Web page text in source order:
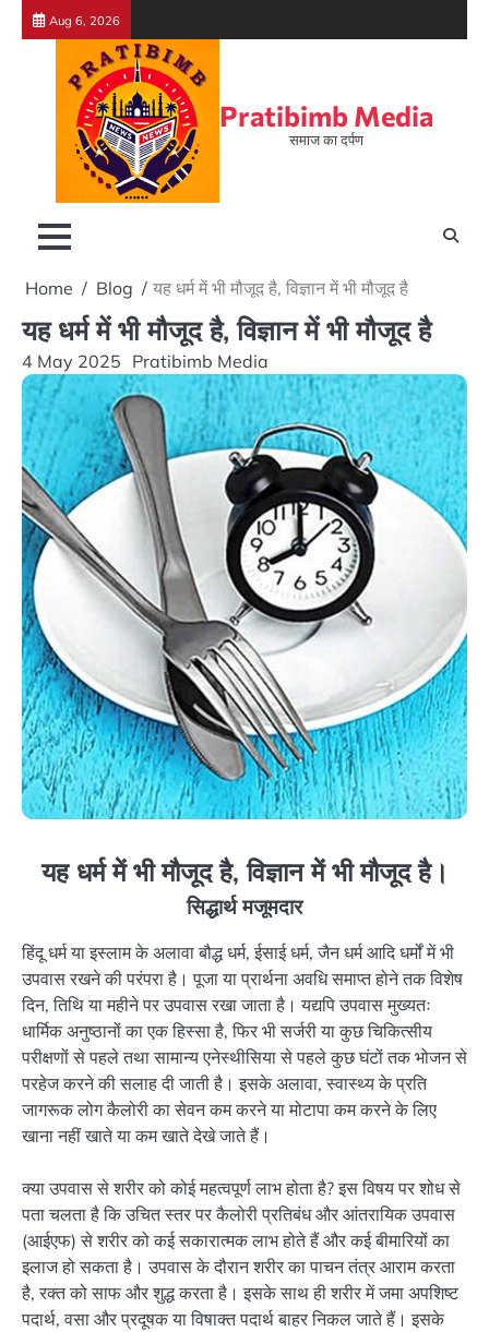
Skip
Aug 6, 2026
Pratibimb Media
समाज का दर्पण
Home Blog यह धर्म में भी मौजूद है, विज्ञान में भी मौजूद है
यह धर्म में भी मौजूद है, विज्ञान में भी मौजूद है
4 May 2025 Pratibimb Media
यह धर्म में भी मौजूद है, विज्ञान में भी मौजूद है।
सिद्धार्थ मजूमदार
हिंदू धर्म या इस्लाम के अलावा बौद्ध धर्म, ईसाई धर्म, जैन धर्म आदि धर्मों में भी
उपवास रखने की परंपरा है। पूजा या प्रार्थना अवधि समाप्त होने तक विशेष
दिन, तिथि या महीने पर उपवास रखा जाता है। यद्यपि उपवास मुख्यतः
धार्मिक अनुष्ठानों का एक हिस्सा है, फिर भी सर्जरी या कुछ चिकित्सीय
परीक्षणों से पहले तथा सामान्य एनेस्थीसिया से पहले कुछ घंटों तक भोजन से
परहेज करने की सलाह दी जाती है। इसके अलावा, स्वास्थ्य के प्रति
जागरूक लोग कैलोरी का सेवन कम करने या मोटापा कम करने के लिए
खाना नहीं खाते या कम खाते देखे जाते हैं।
क्या उपवास से शरीर को कोई महत्वपूर्ण लाभ होता है? इस विषय पर शोध से
पता चलता है कि उचित स्तर पर कैलोरी प्रतिबंध और आंतरायिक उपवास
(आईएफ) से शरीर को कई सकारात्मक लाभ होते हैं और कई बीमारियों का
इलाज हो सकता है। उपवास के दौरान शरीर का पाचन तंत्र आराम करता
है, रक्त को साफ और शुद्ध करता है। इसके साथ ही शरीर में जमा अपशिष्ट
पदार्थ, वसा और प्रदूषक या विषाक्त पदार्थ बाहर निकल जाते हैं। इसके